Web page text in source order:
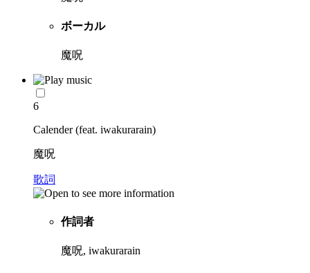
ボーカル
魔呪
6
Calender (feat. iwakurarain)
魔呪
歌詞
作詞者
魔呪, iwakurarain